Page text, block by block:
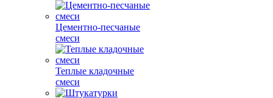
Цементно-песчаные
смеси
Теплые кладочные
смеси